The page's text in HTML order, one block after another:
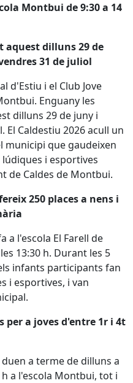
Montbui de 9:30 a 14
aquest dilluns 29 de
31 de juliol
d'Estiu i el Club Jove
Enguany les
dilluns 29 de juny i
El Caldestiu 2026 acull un
municipi que gaudeixen
i esportives
de Caldes de Montbui.
250 places a nens i
a l'escola El Farell de
13:30 h. Durant les 5
infants participants fan
i esportives, i van
per a joves d'entre 1r i 4t
duen a terme de dilluns a
a l'escola Montbui, tot i